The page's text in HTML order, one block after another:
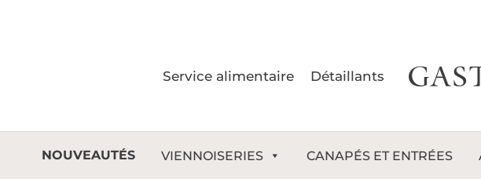
Service alimentaire Détaillants
NOUVEAUTÉS VIENNOISERIES CANAPÉS ET ENTRÉES